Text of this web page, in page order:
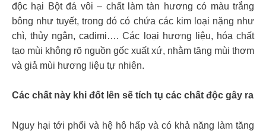
độc hại Bột đá vôi – chất làm tàn hương có màu trắng
bông như tuyết, trong đó có chứa các kim loại nặng như
chì, thủy ngân, cadimi…. Các loại hương liệu, hóa chất
tạo mùi không rõ nguồn gốc xuất xứ, nhằm tăng mùi thơm
và giả mùi hương liệu tự nhiên.
Các chất này khi đốt lên sẽ tích tụ các chất độc gây ra
Nguy hại tới phổi và hệ hô hấp và có khả năng làm tăng